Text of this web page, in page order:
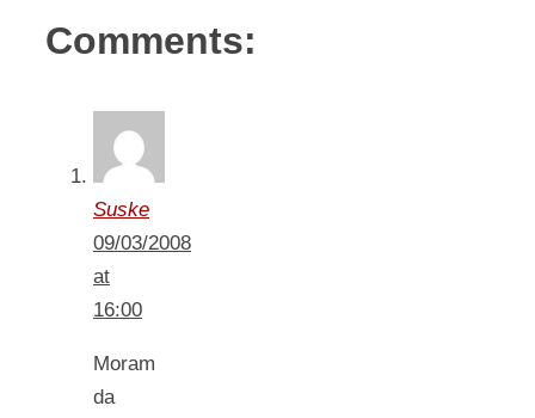
Comments:
Suske
09/03/2008
at
16:00
Moram
da